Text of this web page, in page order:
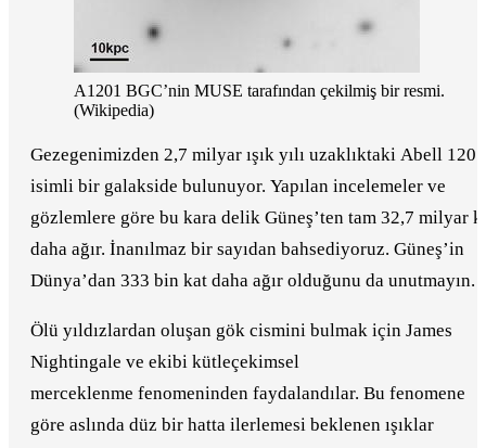
A1201 BGC’nin MUSE tarafından çekilmiş bir resmi.
(Wikipedia)
Gezegenimizden 2,7 milyar ışık yılı uzaklıktaki Abell 1201
isimli bir galakside bulunuyor. Yapılan incelemeler ve
gözlemlere göre bu kara delik Güneş’ten tam 32,7 milyar
daha ağır. İnanılmaz bir sayıdan bahsediyoruz. Güneş’in
Dünya’dan 333 bin kat daha ağır olduğunu da unutmayın.
Ölü yıldızlardan oluşan gök cismini bulmak için James
Nightingale ve ekibi kütleçekimsel
merceklenme fenomeninden faydalandılar. Bu fenomene
göre aslında düz bir hatta ilerlemesi beklenen ışıklar